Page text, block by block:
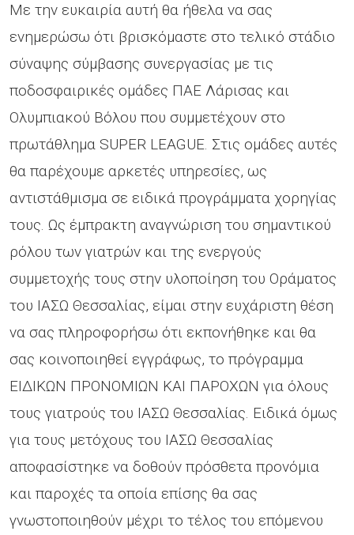
Με την ευκαιρία αυτή θα ήθελα να σας
ενημερώσω ότι βρισκόμαστε στο τελικό στάδιο
σύναψης σύμβασης συνεργασίας με τις
ποδοσφαιρικές ομάδες ΠΑΕ Λάρισας και
Ολυμπιακού Βόλου που συμμετέχουν στο
πρωτάθλημα SUPER LEAGUE. Στις ομάδες αυτές
θα παρέχουμε αρκετές υπηρεσίες, ως
αντιστάθμισμα σε ειδικά προγράμματα χορηγίας
τους. Ως έμπρακτη αναγνώριση του σημαντικού
ρόλου των γιατρών και της ενεργούς
συμμετοχής τους στην υλοποίηση του Οράματος
του ΙΑΣΩ Θεσσαλίας, είμαι στην ευχάριστη θέση
να σας πληροφορήσω ότι εκπονήθηκε και θα
σας κοινοποιηθεί εγγράφως, το πρόγραμμα
ΕΙΔΙΚΩΝ ΠΡΟΝΟΜΙΩΝ ΚΑΙ ΠΑΡΟΧΩΝ για όλους
τους γιατρούς του ΙΑΣΩ Θεσσαλίας. Ειδικά όμως
για τους μετόχους του ΙΑΣΩ Θεσσαλίας
αποφασίστηκε να δοθούν πρόσθετα προνόμια
και παροχές τα οποία επίσης θα σας
γνωστοποιηθούν μέχρι το τέλος του επόμενου